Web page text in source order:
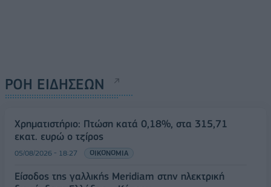
ΡΟΗ ΕΙΔΗΣΕΩΝ
Χρηματιστήριο: Πτώση κατά 0,18%, στα 315,71
εκατ. ευρώ ο τζίρος
05/08/2026 - 18:27 ΟΙΚΟΝΟΜΙΑ
Είσοδος της γαλλικής Meridiam στην ηλεκτρική